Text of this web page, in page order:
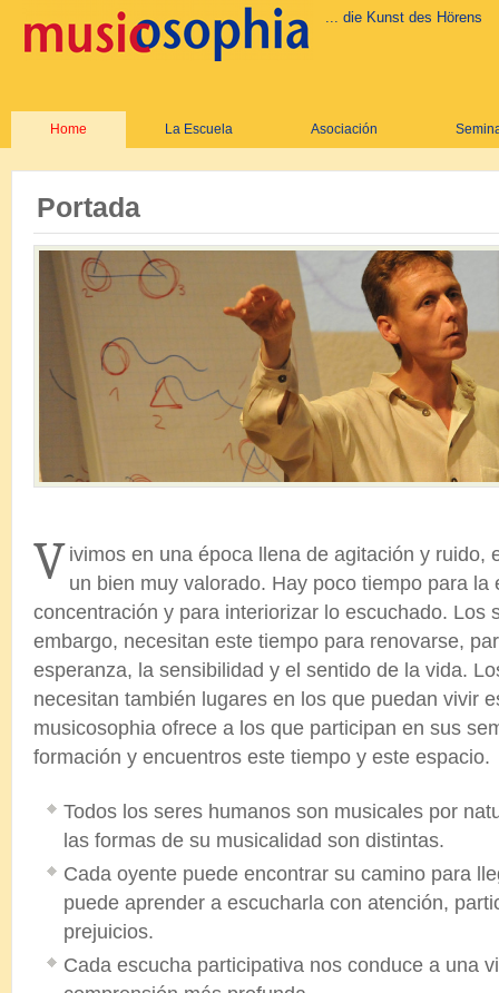
... die Kunst des Hörens
Home La Escuela Asociación
Portada
V ivimos en una época llena de agitación y ruido,
un bien muy valorado. Hay poco tiempo para la
concentración y para interiorizar lo escuchado. Los
embargo, necesitan este tiempo para renovarse,
esperanza, la sensibilidad y el sentido de la vida.
necesitan también lugares en los que puedan vivir
musicosophia ofrece a los que participan en sus
formación y encuentros este tiempo y este espacio.
Todos los seres humanos son musicales por
las formas de su musicalidad son distintas.
Cada oyente puede encontrar su camino para
puede aprender a escucharla con atención,
prejuicios.
Cada escucha participativa nos conduce a una